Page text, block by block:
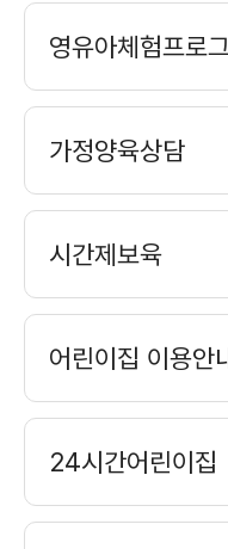
영유아체험프로
가정양육상담
시간제보육
어린이집 이용안
24시간어린이집